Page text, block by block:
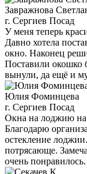
Завражнова
г. Сергиев Посад
У меня теперь
Давно хотела
окно. Наконец
Поставили окошко
вынули, да ещё и
Юлия Фоминцева
г. Сергиев Посад
Окна на лоджию
Благодарю
остекление
потрясающе.
очень